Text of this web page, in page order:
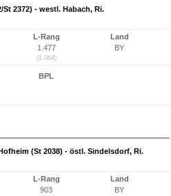
2372) - westl. Habach, Ri.
L-Rang
1.477
(1.064)
Land
BY
BPL
(St 2038) - östl. Sindelsdorf, Ri.
L-Rang
903
Land
BY